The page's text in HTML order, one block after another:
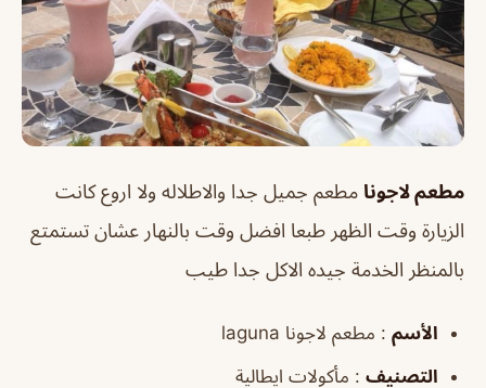
مطعم لاجونا مطعم جميل جدا والاطلاله ولا اروع كانت
الزيارة وقت الظهر طبعا افضل وقت بالنهار عشان تستمتع
بالمنظر الخدمة جيده الاكل جدا طيب
الأسم : مطعم لاجونا laguna
التصنيف : مأكولات ايطالية